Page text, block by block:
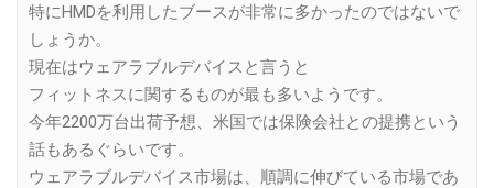
特にHMDを利用したブースが非常に多かったのではないで
しょうか。
現在はウェアラブルデバイスと言うと
フィットネスに関するものが最も多いようです。
今年2200万台出荷予想、米国では保険会社との提携という
話もあるぐらいです。
ウェアラブルデバイス市場は、順調に伸びている市場であ